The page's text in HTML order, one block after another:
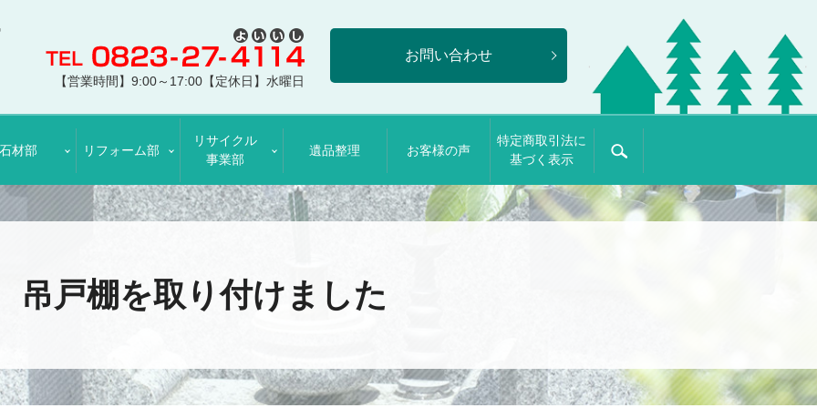
【営業時間】9:00～17:00【定休日】水曜日
お問い合わせ
材部 リフォーム部
リサイクル
事業部
遺品整理 お客様の声
特定商取引法に
基づく表示
吊戸棚を取り付けました